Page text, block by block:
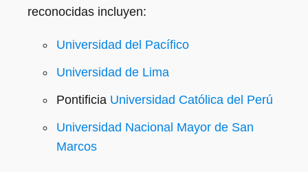
reconocidas incluyen:
Universidad del Pacífico
Universidad de Lima
Pontificia Universidad Católica del Perú
Universidad Nacional Mayor de San
Marcos